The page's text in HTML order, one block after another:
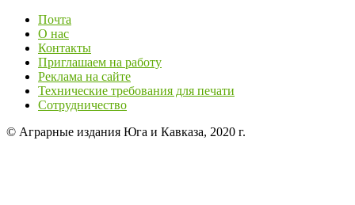
Почта
О нас
Контакты
Приглашаем на работу
Реклама на сайте
Технические требования для печати
Сотрудничество
© Аграрные издания Юга и Кавказа, 2020 г.